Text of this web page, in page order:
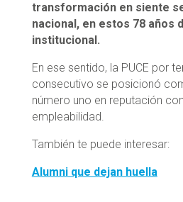
transformación en siente
nacional, en estos 78 años
institucional.
En ese sentido, la PUCE por
consecutivo se posicionó
número uno en reputación
empleabilidad.
También te puede interesar:
Alumni que dejan huella